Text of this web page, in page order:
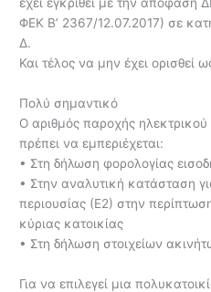
ΦΕΚ Β’ 2367/12.07.2017) σε
Δ.
Και τέλος να μην έχει ορισθεί
Πολύ σημαντικό
Ο αριθμός παροχής
πρέπει να εμπεριέχεται:
• Στη δήλωση φορολογίας
• Στην αναλυτική κατάσταση
περιουσίας (Ε2) στην
κύριας κατοικίας
• Στη δήλωση στοιχείων
Για να επιλεγεί μια